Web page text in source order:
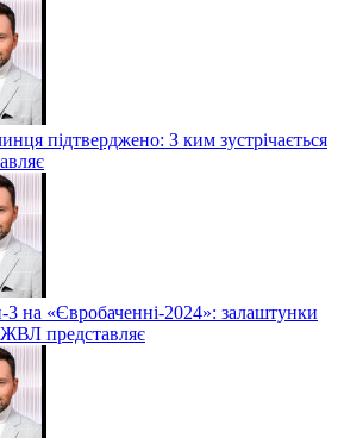
підтверджено: З ким зустрічається
3 на «Євробаченні-2024»: залаштунки
ЖВЛ представляє